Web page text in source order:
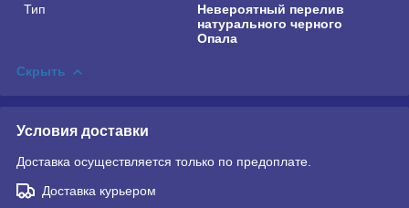
Тип
Невероятный перелив
натурального черного
Опала
Скрыть
Условия доставки
Доставка осуществляется только по предоплате.
Доставка курьером